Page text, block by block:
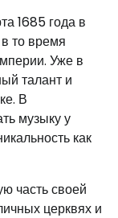
1685 года в
то время
Уже в
талант и
В
музыку у
как
часть своей
церквях и